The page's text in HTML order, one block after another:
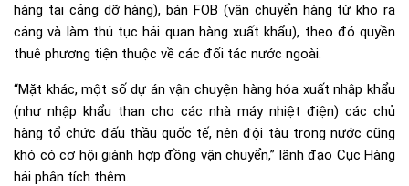
hàng tại cảng dỡ hàng), bán FOB (vận chuyển hàng từ kho ra
cảng và làm thủ tục hải quan hàng xuất khẩu), theo đó quyền
thuê phương tiện thuộc về các đối tác nước ngoài.
“Mặt khác, một số dự án vận chuyện hàng hóa xuất nhập khẩu
(như nhập khẩu than cho các nhà máy nhiệt điện) các chủ
hàng tổ chức đấu thầu quốc tế, nên đội tàu trong nước cũng
khó có cơ hội giành hợp đồng vận chuyển,” lãnh đạo Cục Hàng
hải phân tích thêm.